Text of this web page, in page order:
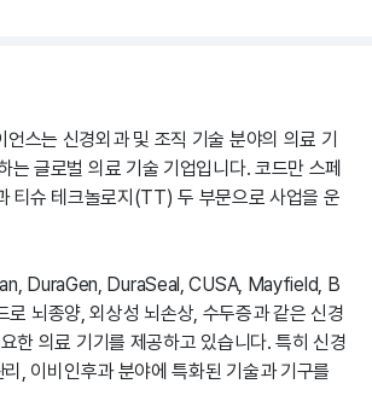
스는 신경외과 및 조직 기술 분야의 의료 기
는 글로벌 의료 기술 기업입니다. 코드만 스페
티슈 테크놀로지(TT) 두 부문으로 사업을 운
DuraGen, DuraSeal, CUSA, Mayfield, B
뇌종양, 외상성 뇌손상, 수두증과 같은 신경
한 의료 기기를 제공하고 있습니다. 특히 신경
, 이비인후과 분야에 특화된 기술과 기구를